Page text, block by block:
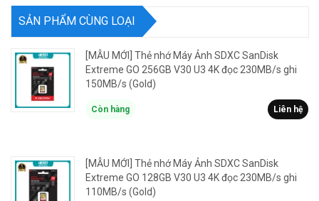
SẢN PHẨM CÙNG LOẠI
[MẪU MỚI] Thẻ nhớ Máy Ảnh SDXC SanDisk
Extreme GO 256GB V30 U3 4K đọc 230MB/s ghi
150MB/s (Gold)
Còn hàng Liên hệ
[MẪU MỚI] Thẻ nhớ Máy Ảnh SDXC SanDisk
Extreme GO 128GB V30 U3 4K đọc 230MB/s ghi
110MB/s (Gold)